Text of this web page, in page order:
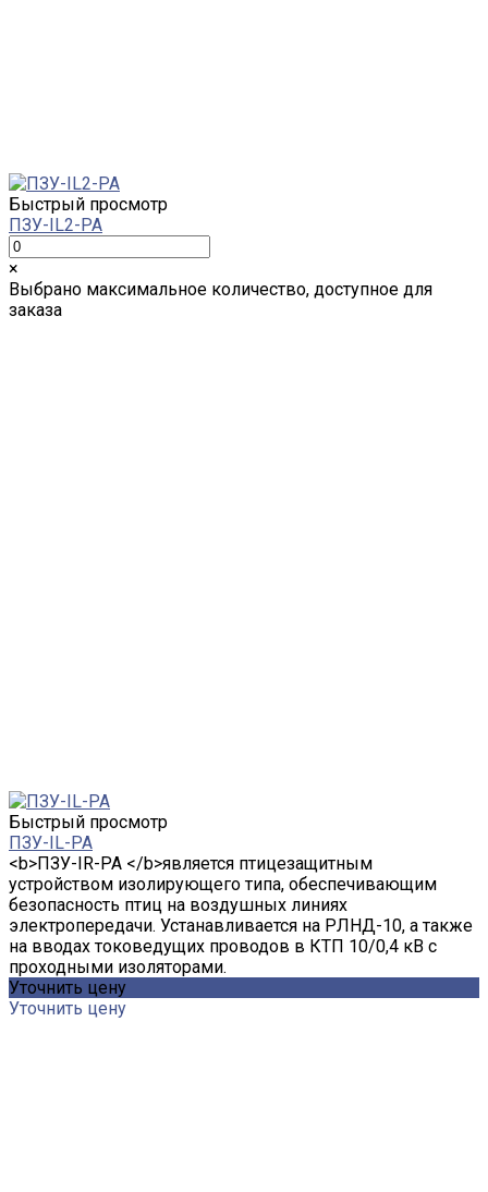
Быстрый просмотр
ПЗУ-IL2-PA
×
Выбрано максимальное количество, доступное для
заказа
Быстрый просмотр
ПЗУ-IL-PA
<b>ПЗУ-IR-PA </b>является птицезащитным
устройством изолирующего типа, обеспечивающим
безопасность птиц на воздушных линиях
электропередачи. Устанавливается на РЛНД-10, а также
на вводах токоведущих проводов в КТП 10/0,4 кВ с
проходными изоляторами.
Уточнить цену
Уточнить цену